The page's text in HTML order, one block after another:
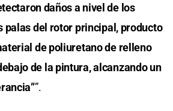
daños a nivel de los
palas del rotor principal, producto
de poliuretano de relleno
de la pintura, alcanzando un
”.